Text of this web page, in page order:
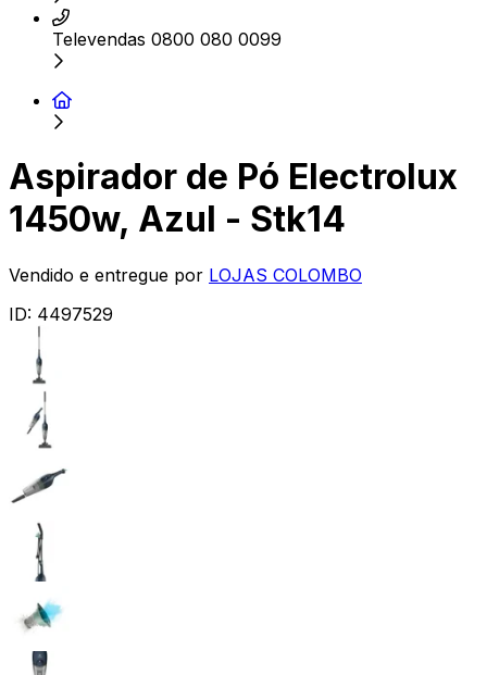
Televendas 0800 080 0099
Aspirador de Pó Electrolux
1450w, Azul - Stk14
Vendido e entregue por LOJAS COLOMBO
ID: 4497529